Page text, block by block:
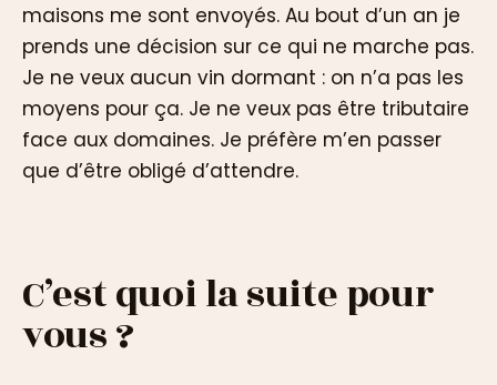
maisons me sont envoyés. Au bout d’un an je
prends une décision sur ce qui ne marche pas.
Je ne veux aucun vin dormant : on n’a pas les
moyens pour ça. Je ne veux pas être tributaire
face aux domaines. Je préfère m’en passer
que d’être obligé d’attendre.
C’est quoi la suite pour
vous ?